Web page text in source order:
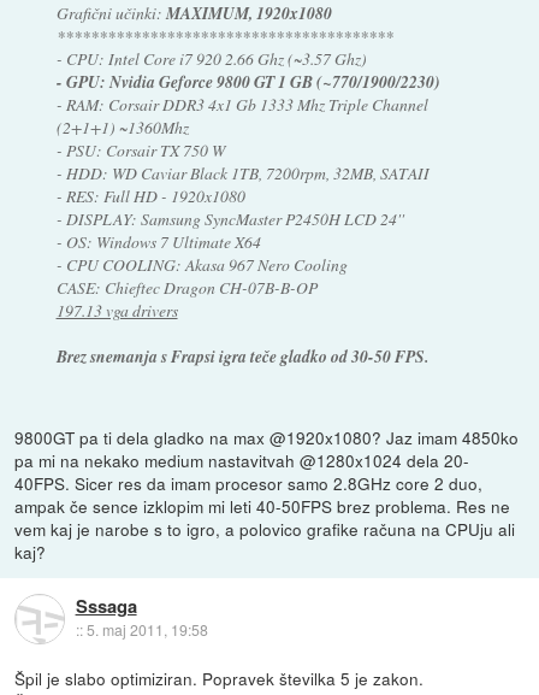
Grafični učinki:MAXIMUM, 1920x1080
****************************************
- CPU: Intel Core i7 920 2.66 Ghz (~3.57 Ghz)
- GPU: Nvidia Geforce 9800 GT 1 GB (~770/1900/2230)
- RAM: Corsair DDR3 4x1 Gb 1333 Mhz Triple Channel
(2+1+1) ~1360Mhz
- PSU: Corsair TX 750 W
- HDD: WD Caviar Black 1TB, 7200rpm, 32MB, SATAII
- RES: Full HD - 1920x1080
- DISPLAY: Samsung SyncMaster P2450H LCD 24''
- OS: Windows 7 Ultimate X64
- CPU COOLING: Akasa 967 Nero Cooling
CASE: Chieftec Dragon CH-07B-B-OP
197.13 vga drivers
Brez snemanja s Frapsi igra teče gladko od 30-50 FPS.
9800GT pa ti dela gladko na max @1920x1080? Jaz imam 4850ko
pa mi na nekako medium nastavitvah @1280x1024 dela 20-
40FPS. Sicer res da imam procesor samo 2.8GHz core 2 duo,
ampak če sence izklopim mi leti 40-50FPS brez problema. Res ne
vem kaj je narobe s to igro, a polovico grafike računa na CPUju ali
kaj?
Sssaga
::5. maj 2011, 19:58
Špil je slabo optimiziran. Popravek številka 5 je zakon.